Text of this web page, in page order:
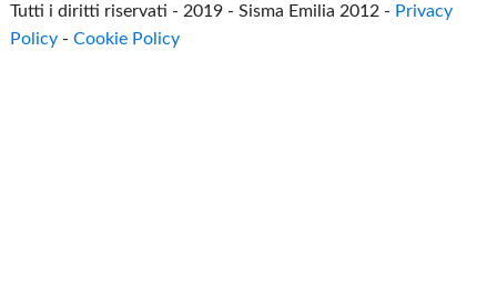
Tutti i diritti riservati - 2019 - Sisma Emilia 2012 - Privacy
Policy -Cookie Policy